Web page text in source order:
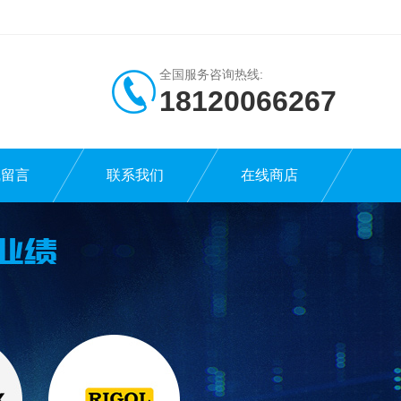
全国服务咨询热线:
18120066267
言 联系我们 在线商店